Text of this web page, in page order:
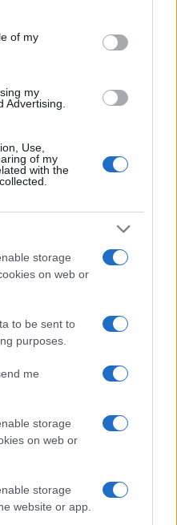
purposes in below Google
of my
my
Advertising.
Use,
of my
with the
storage
on web or
to be sent to
purposes.
me
storage
on web or
storage
website or app.